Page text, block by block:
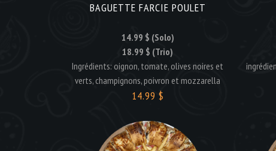
BAGUETTE FARCIE POULET
14.99 $ (Solo)
18.99 $ (Trio)
Ingrédients: oignon, tomate, olives noires et
verts, champignons, poivron et mozzarella
14.99 $